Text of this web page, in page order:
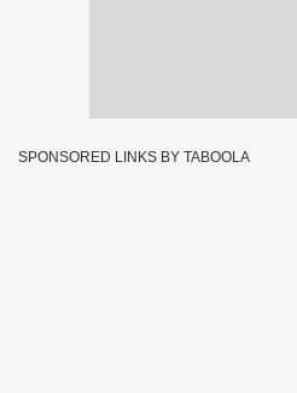
SPONSORED LINKS BY TABOOLA